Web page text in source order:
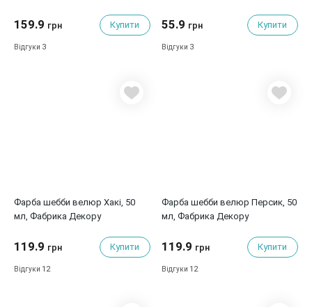
159.9 грн Купити
Відгуки 3
55.9 грн Купити
Відгуки 3
Фарба шебби велюр Хакі, 50
мл, Фабрика Декору
119.9 грн Купити
Відгуки 12
Фарба шебби велюр Персик, 50
мл, Фабрика Декору
119.9 грн Купити
Відгуки 12